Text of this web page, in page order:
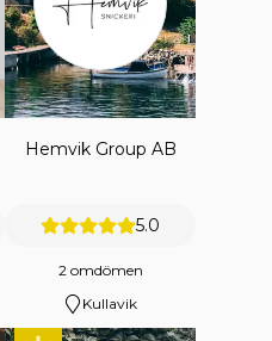
Hemvik Group AB
5.0
2 omdömen
Kullavik